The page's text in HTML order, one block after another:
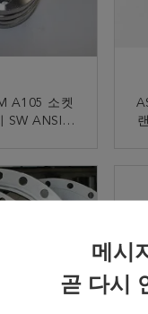
메시
곧 다시
A105 소켓
SW ANSI
연락